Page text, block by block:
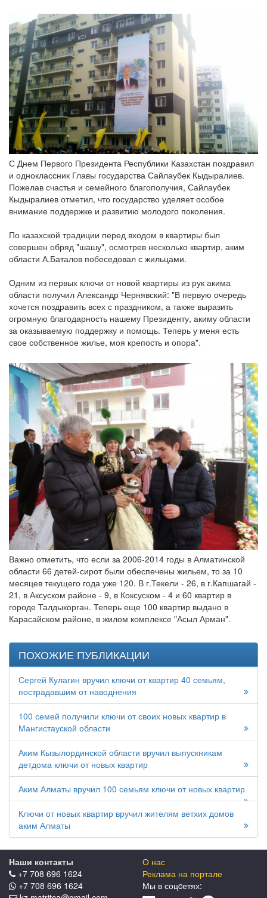
С Днем Первого Президента Республики Казахстан поздравил
и одноклассник Главы государства Сайлаубек Кыдыралиев.
Пожелав счастья и семейного благополучия, Сайлаубек
Кыдыралиев отметил, что государство уделяет особое
внимание поддержке и развитию молодого поколения.
По казахской традиции перед входом в квартиры был
совершен обряд "шашу", осмотрев несколько квартир, аким
области А.Баталов побеседовал с жильцами.
Одним из первых ключи от новой квартиры из рук акима
области получил Александр Чернявский: "В первую очередь
хочется поздравить всех с праздником, а также выразить
огромную благодарность нашему Президенту, акиму области
за оказываемую поддержку и помощь. Теперь у меня есть
свое собственное жилье, моя крепость и опора".
Важно отметить, что если за 2006-2014 годы в Алматинской
области 66 детей-сирот были обеспечены жильем, то за 10
месяцев текущего года уже 120. В г.Текели - 26, в г.Капшагай -
21, в Аксуском районе - 9, в Коксуском - 4 и 60 квартир в
городе Талдыкорган. Теперь еще 100 квартир выдано в
Карасайском районе, в жилом комплексе "Асыл Арман".
ПОХОЖИЕ ПУБЛИКАЦИИ
Сергей Кулагин вручил ключи от квартир 40 семьям,
пострадавшим от наводнения
100 семей получили ключи от своих новых квартир в
Мангистауской области
Аким Кызылординской области вручил выпускникам
детдома ключи от новых квартир
Аким Алматы вручил 100 семьям ключи от новых квартир
Ключи от новых квартир вручил жителям ветхих домов
аким Алматы
Наши контакты
+7 708 696 1624
+7 708 696 1624
О нас
Реклама на портале
Мы в соцcетях: